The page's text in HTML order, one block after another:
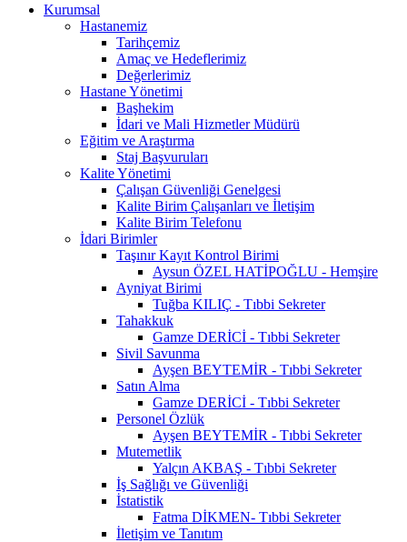
Kurumsal
Hastanemiz
Tarihçemiz
Amaç ve Hedeflerimiz
Değerlerimiz
Hastane Yönetimi
Başhekim
İdari ve Mali Hizmetler Müdürü
Eğitim ve Araştırma
Staj Başvuruları
Kalite Yönetimi
Çalışan Güvenliği Genelgesi
Kalite Birim Çalışanları ve İletişim
Kalite Birim Telefonu
İdari Birimler
Taşınır Kayıt Kontrol Birimi
Aysun ÖZEL HATİPOĞLU - Hemşire
Ayniyat Birimi
Tuğba KILIÇ - Tıbbi Sekreter
Tahakkuk
Gamze DERİCİ - Tıbbi Sekreter
Sivil Savunma
Ayşen BEYTEMİR - Tıbbi Sekreter
Satın Alma
Gamze DERİCİ - Tıbbi Sekreter
Personel Özlük
Ayşen BEYTEMİR - Tıbbi Sekreter
Mutemetlik
Yalçın AKBAŞ - Tıbbi Sekreter
İş Sağlığı ve Güvenliği
İstatistik
Fatma DİKMEN- Tıbbi Sekreter
İletişim ve Tanıtım